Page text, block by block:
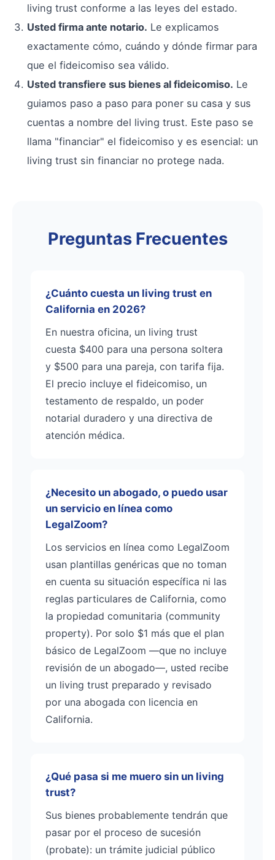
living trust conforme a las leyes del estado.
Usted firma ante notario. Le explicamos
exactamente cómo, cuándo y dónde firmar para
que el fideicomiso sea válido.
Usted transfiere sus bienes al fideicomiso. Le
guiamos paso a paso para poner su casa y sus
cuentas a nombre del living trust. Este paso se
llama "financiar" el fideicomiso y es esencial: un
living trust sin financiar no protege nada.
Preguntas Frecuentes
¿Cuánto cuesta un living trust en
California en 2026?
En nuestra oficina, un living trust
cuesta $400 para una persona soltera
y $500 para una pareja, con tarifa fija.
El precio incluye el fideicomiso, un
testamento de respaldo, un poder
notarial duradero y una directiva de
atención médica.
¿Necesito un abogado, o puedo usar
un servicio en línea como
LegalZoom?
Los servicios en línea como LegalZoom
usan plantillas genéricas que no toman
en cuenta su situación específica ni las
reglas particulares de California, como
la propiedad comunitaria (community
property). Por solo $1 más que el plan
básico de LegalZoom —que no incluye
revisión de un abogado—, usted recibe
un living trust preparado y revisado
por una abogada con licencia en
California.
¿Qué pasa si me muero sin un living
trust?
Sus bienes probablemente tendrán que
pasar por el proceso de sucesión
(probate): un trámite judicial público